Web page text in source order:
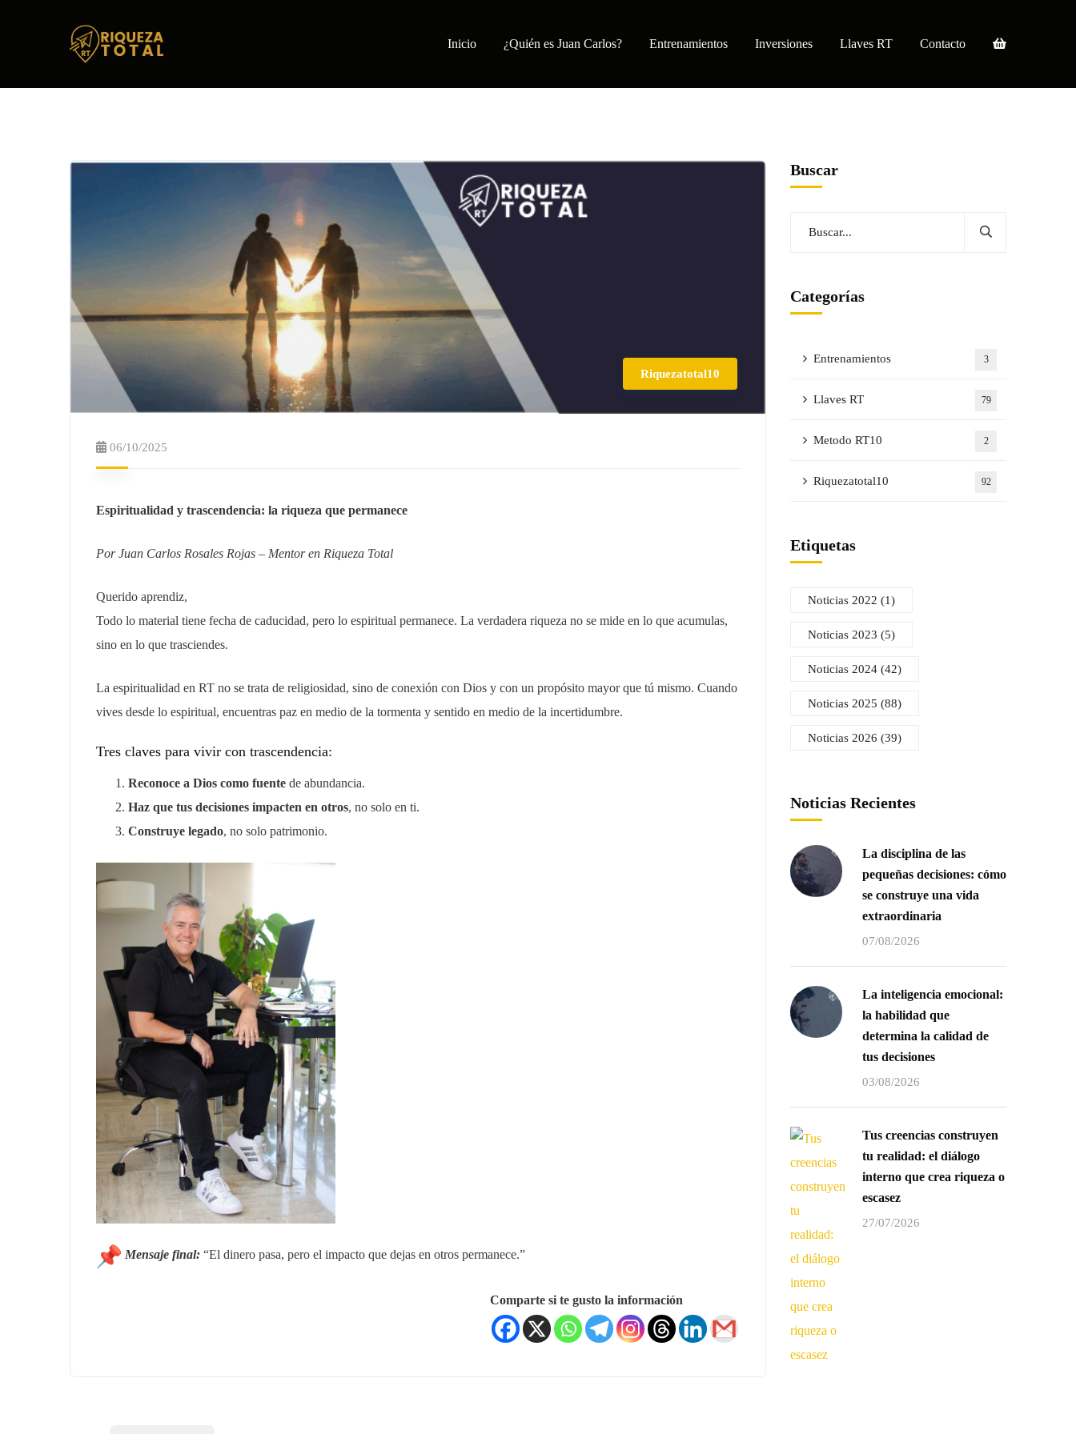
Inicio ¿Quién es Juan Carlos? Entrenamientos Inversiones Llaves RT Contacto
Riquezatotal10
06/10/2025
Espiritualidad y trascendencia: la riqueza que permanece
Por Juan Carlos Rosales Rojas – Mentor en Riqueza Total
Querido aprendiz,
Todo lo material tiene fecha de caducidad, pero lo espiritual permanece. La verdadera riqueza no se mide en lo que acumulas,
sino en lo que trasciendes.
La espiritualidad en RT no se trata de religiosidad, sino de conexión con Dios y con un propósito mayor que tú mismo. Cuando
vives desde lo espiritual, encuentras paz en medio de la tormenta y sentido en medio de la incertidumbre.
Tres claves para vivir con trascendencia:
Reconoce a Dios como fuente de abundancia.
Haz que tus decisiones impacten en otros, no solo en ti.
Construye legado, no solo patrimonio.
Mensaje final: “El dinero pasa, pero el impacto que dejas en otros permanece.”
Comparte si te gusto la información
Buscar
Categorías
Entrenamientos 3
Llaves RT 79
Metodo RT10 2
Riquezatotal10 92
Etiquetas
Noticias 2022 (1)
Noticias 2023 (5)
Noticias 2024 (42)
Noticias 2025 (88)
Noticias 2026 (39)
Noticias Recientes
La disciplina de las
pequeñas decisiones: cómo
se construye una vida
extraordinaria
07/08/2026
La inteligencia emocional:
la habilidad que
determina la calidad de
tus decisiones
03/08/2026
Tus creencias construyen
tu realidad: el diálogo
interno que crea riqueza o
escasez
27/07/2026
Información